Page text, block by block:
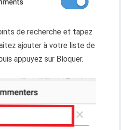
de recherche et tapez
ajouter à votre liste de
appuyez sur Bloquer.